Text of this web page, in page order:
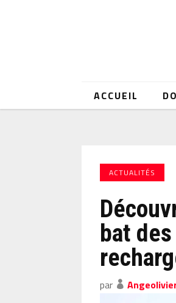
ACCUEIL
ACTUALITÉS
bat
par